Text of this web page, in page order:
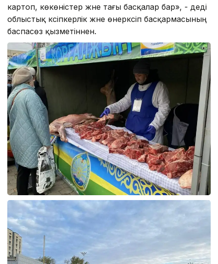
картоп, көкөністер және тағы басқалар бар», - деді
облыстық кәсіпкерлік және өнеркәсіп басқармасының
баспасөз қызметіннен.